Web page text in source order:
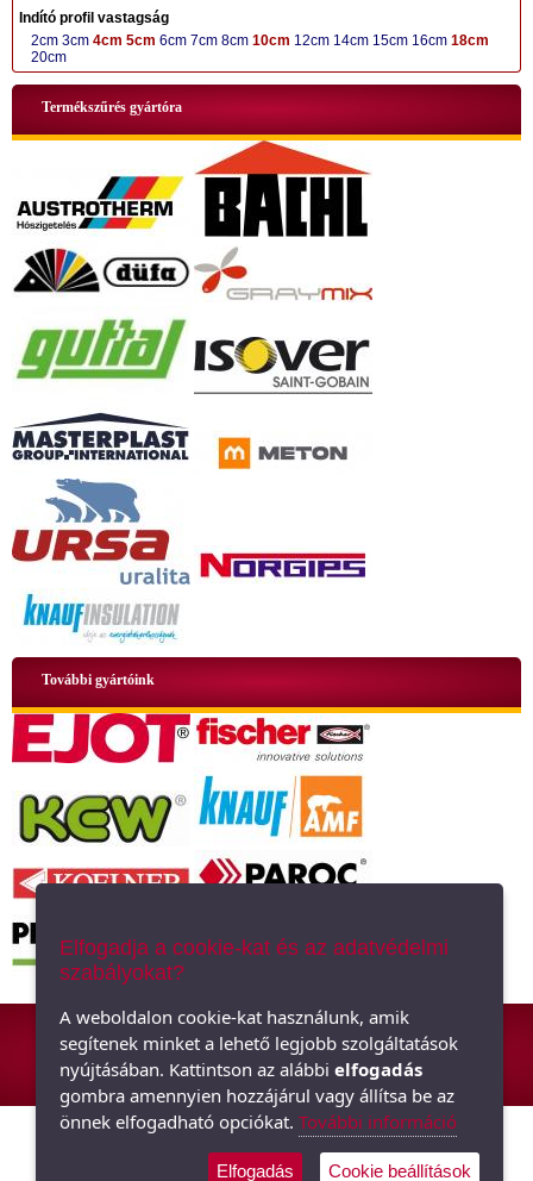
Indító profil vastagság
2cm 3cm 4cm 5cm 6cm 7cm 8cm 10cm 12cm 14cm 15cm 16cm 18cm
20cm
Termékszűrés gyártóra
További gyártóink
ÁSZF|Adatkezelési tájékoztató| Oldaltérkép
Hőszigetelő anyagok, polisztirol, üveggyapot - Minden ami szigetelés,
hőszigetelés
Árukereső.hu
Elfogadja a cookie-kat és az adatvédelmi
szabályokat?
A weboldalon cookie-kat használunk, amik
segítenek minket a lehető legjobb szolgáltatások
nyújtásában. Kattintson az alábbi elfogadás
gombra amennyien hozzájárul vagy állítsa be az
önnek elfogadható opciókat. További információ
Elfogadás Cookie beállítások